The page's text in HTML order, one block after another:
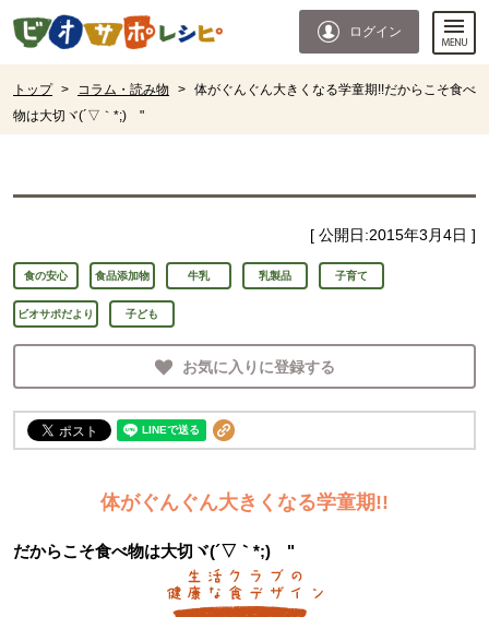
ページの先頭です。
ログイン
トップ > コラム・読み物 > 体がぐんぐん大きくなる学童期!!だからこそ食べ
物は大切ヾ(´▽｀*;)ゝ"
[ 公開日:2015年3月4日 ]
食の安心 食品添加物 牛乳 乳製品 子育て
ビオサポだより 子ども
お気に入りに登録する
体がぐんぐん大きくなる学童期!!
だからこそ食べ物は大切ヾ(´▽｀*;)ゝ"